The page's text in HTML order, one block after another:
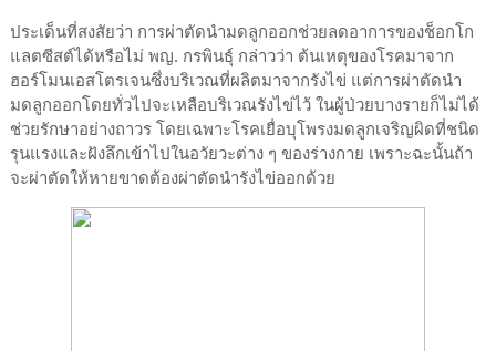
ประเด็นที่สงสัยว่า การผ่าตัดนำมดลูกออกช่วยลดอาการของช็อกโก
แลตซีสต์ได้หรือไม่ พญ. กรพินธุ์ กล่าวว่า ต้นเหตุของโรคมาจาก
ฮอร์โมนเอสโตรเจนซึ่งบริเวณที่ผลิตมาจากรังไข่ แต่การผ่าตัดนำ
มดลูกออกโดยทั่วไปจะเหลือบริเวณรังไข่ไว้ ในผู้ป่วยบางรายก็ไม่ได้
ช่วยรักษาอย่างถาวร โดยเฉพาะโรคเยื่อบุโพรงมดลูกเจริญผิดที่ชนิด
รุนแรงและฝังลึกเข้าไปในอวัยวะต่าง ๆ ของร่างกาย เพราะฉะนั้นถ้า
จะผ่าตัดให้หายขาดต้องผ่าตัดนำรังไข่ออกด้วย